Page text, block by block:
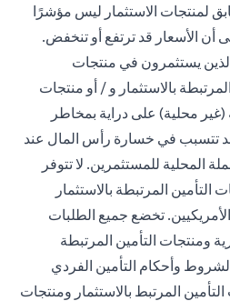
لمنتجات الاستثمار ليس مؤشرًا
أن الأسعار قد ترتفع أو تنخفض.
يستثمرون في منتجات
بالاستثمار و / أو منتجات
(غير محلية) على دراية بمخاطر
تتسبب في خسارة رأس المال عند
المحلية للمستثمرين. لا تتوفر
التأمين المرتبطة بالاستثمار
تخضع جميع الطلبات
ومنتجات التأمين المرتبطة
لشروط وأحكام التأمين الفردي
المرتبط بالاستثمار ومنتجات